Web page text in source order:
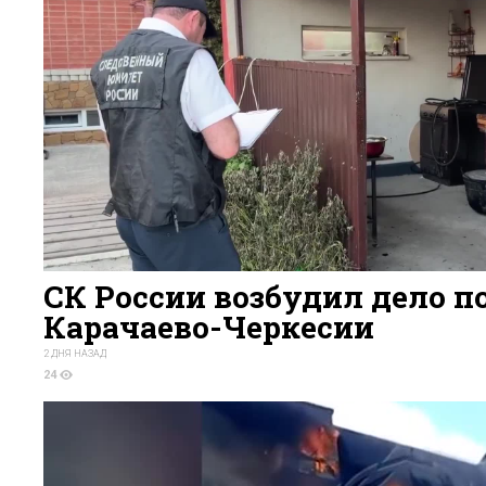
СК России возбудил дело
Карачаево-Черкесии
2 ДНЯ НАЗАД
24